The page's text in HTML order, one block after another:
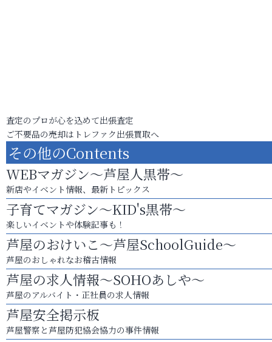
査定のプロが心を込めて出張査定
ご不要品の売却はトレファク出張買取へ
その他のContents
WEBマガジン～芦屋人黒帯～
新店やイベント情報、最新トピックス
子育てマガジン～KID's黒帯～
楽しいイベントや体験記事も！
芦屋のおけいこ～芦屋SchoolGuide～
芦屋のおしゃれなお稽古情報
芦屋の求人情報～SOHOあしや～
芦屋のアルバイト・正社員の求人情報
芦屋安全掲示板
芦屋警察と芦屋防犯協会協力の事件情報